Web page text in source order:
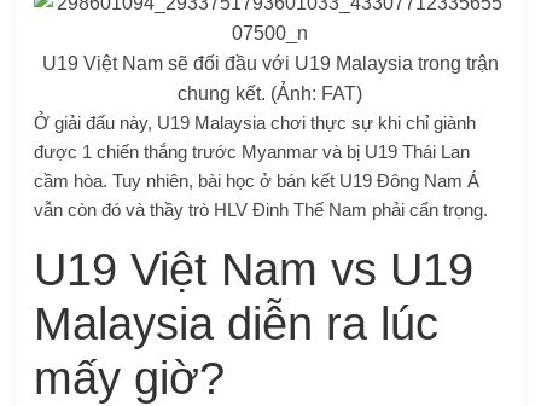
U19 Việt Nam sẽ đối đầu với U19 Malaysia trong trận
chung kết. (Ảnh: FAT)
Ở giải đấu này, U19 Malaysia chơi thực sự khi chỉ giành
được 1 chiến thắng trước Myanmar và bị U19 Thái Lan
cầm hòa. Tuy nhiên, bài học ở bán kết U19 Đông Nam Á
vẫn còn đó và thầy trò HLV Đinh Thế Nam phải cẩn trọng.
U19 Việt Nam vs U19
Malaysia diễn ra lúc
mấy giờ?